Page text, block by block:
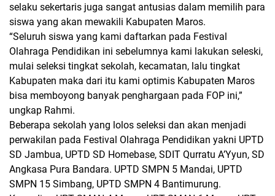
selaku sekertaris juga sangat antusias dalam memilih para
siswa yang akan mewakili Kabupaten Maros.
“Seluruh siswa yang kami daftarkan pada Festival
Olahraga Pendidikan ini sebelumnya kami lakukan seleski,
mulai seleksi tingkat sekolah, kecamatan, lalu tingkat
Kabupaten maka dari itu kami optimis Kabupaten Maros
bisa memboyong banyak penghargaan pada FOP ini,”
ungkap Rahmi.
Beberapa sekolah yang lolos seleksi dan akan menjadi
perwakilan pada Festival Olahraga Pendidikan yakni UPTD
SD Jambua, UPTD SD Homebase, SDIT Qurratu A’Yyun, SD
Angkasa Pura Bandara. UPTD SMPN 5 Mandai, UPTD
SMPN 15 Simbang, UPTD SMPN 4 Bantimurung.